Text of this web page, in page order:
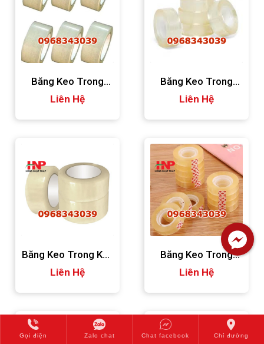
Băng Keo Trong
Cuộn Lớn
Liên Hệ
Băng Keo Trong
Cuộn Nhỏ
Liên Hệ
Băng Keo Trong Khổ
Lớn
Liên Hệ
Băng Keo Trong
Nhỏ
Liên Hệ
Gọi điện Zalo chat Chat facebook Chỉ đường